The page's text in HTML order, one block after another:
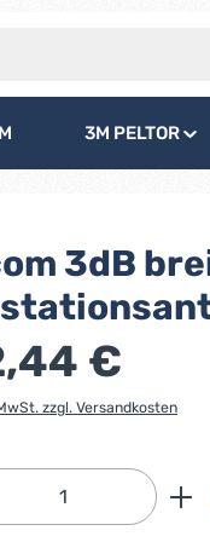
3M PELTOR
3dB
€
zzgl. Versandkosten
Anzahl: Gib